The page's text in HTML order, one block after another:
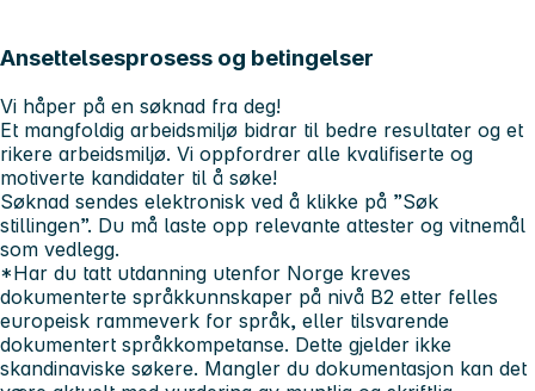
Ansettelsesprosess og betingelser
Vi håper på en søknad fra deg!
Et mangfoldig arbeidsmiljø bidrar til bedre resultater og et
rikere arbeidsmiljø. Vi oppfordrer alle kvalifiserte og
motiverte kandidater til å søke!
Søknad sendes elektronisk ved å klikke på ”Søk
stillingen”. Du må laste opp relevante attester og vitnemål
som vedlegg.
*Har du tatt utdanning utenfor Norge kreves
dokumenterte språkkunnskaper på nivå B2 etter felles
europeisk rammeverk for språk, eller tilsvarende
dokumentert språkkompetanse. Dette gjelder ikke
skandinaviske søkere. Mangler du dokumentasjon kan det